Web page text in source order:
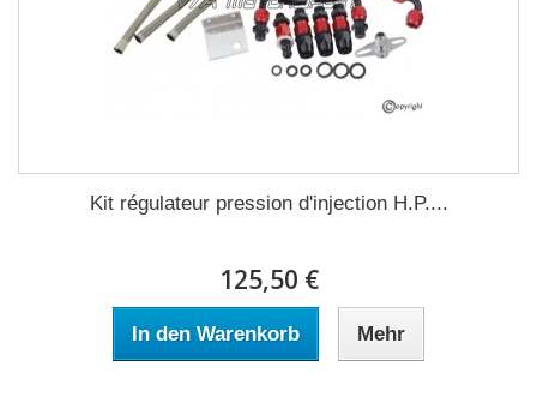
Kit régulateur pression d'injection H.P....
125,50 €
In den Warenkorb Mehr